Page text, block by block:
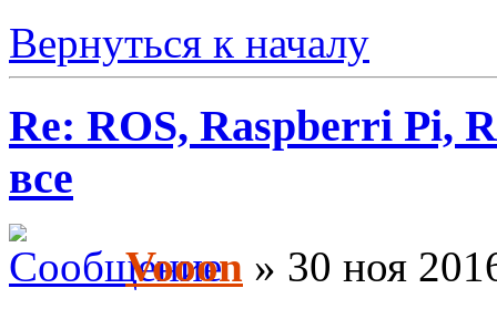
Вернуться к началу
Re: ROS, Raspberri Pi,
все
Vooon » 30 ноя